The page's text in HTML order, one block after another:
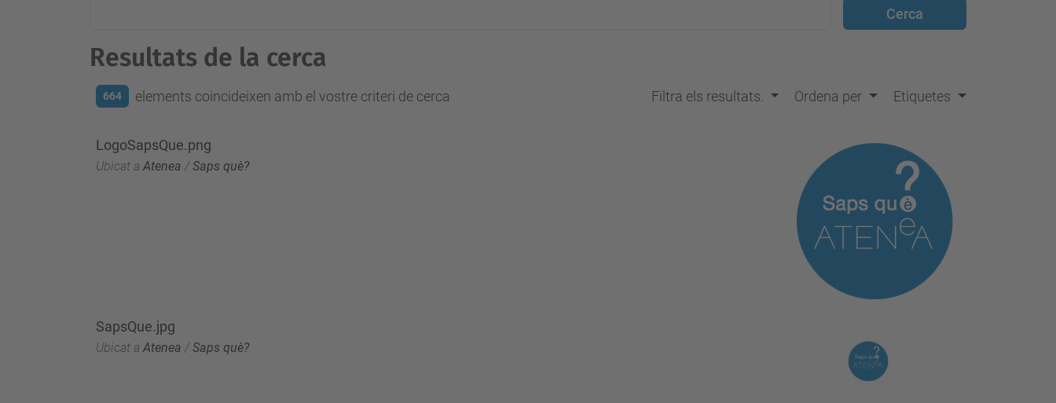
Resultats de la cerca
664 elements coincideixen amb el vostre criteri de cerca Filtra els resultats. Ordena per Etiquetes
LogoSapsQue.png
Ubicat a Atenea /Saps què?
SapsQue.jpg
Ubicat a Atenea /Saps què?